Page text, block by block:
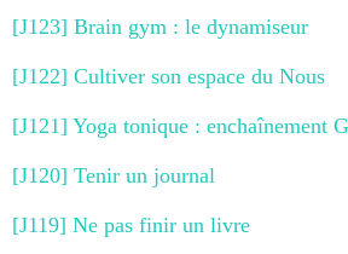
[J123] Brain gym : le dynamiseur
[J122] Cultiver son espace du Nous
[J121] Yoga tonique : enchaînement
[J120] Tenir un journal
[J119] Ne pas finir un livre